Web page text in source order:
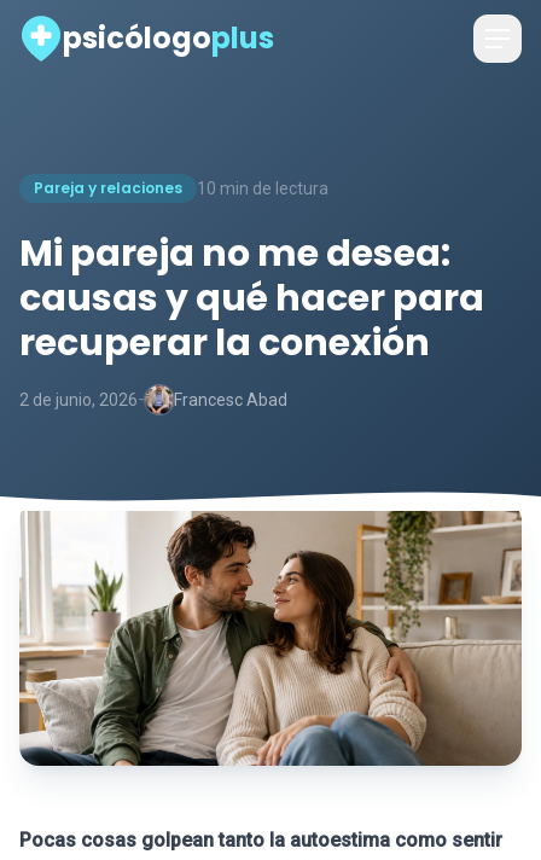
psicólogoplus
Pareja y relaciones 10 min de lectura
Mi pareja no me desea:
causas y qué hacer para
recuperar la conexión
2 de junio, 2026- Francesc Abad
Pocas cosas golpean tanto la autoestima como sentir